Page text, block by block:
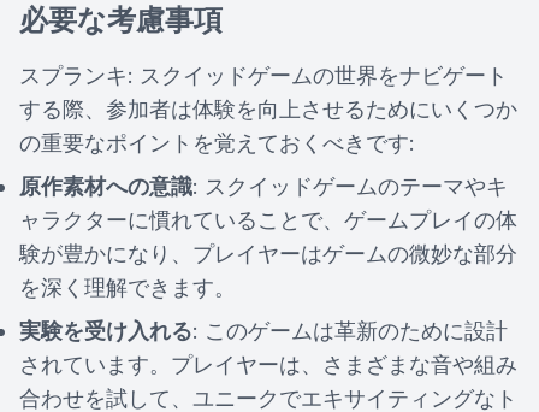
必要な考慮事項
スプランキ: スクイッドゲームの世界をナビゲート
する際、参加者は体験を向上させるためにいくつか
の重要なポイントを覚えておくべきです:
原作素材への意識: スクイッドゲームのテーマやキ
ャラクターに慣れていることで、ゲームプレイの体
験が豊かになり、プレイヤーはゲームの微妙な部分
を深く理解できます。
実験を受け入れる: このゲームは革新のために設計
されています。プレイヤーは、さまざまな音や組み
合わせを試して、ユニークでエキサイティングなト